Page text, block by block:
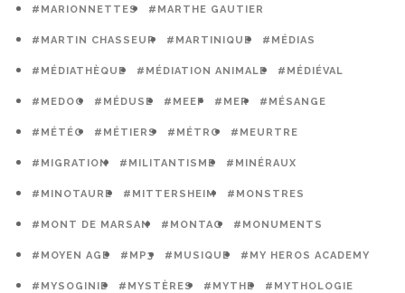
#MARIONNETTES #MARTHE GAUTIER
#MARTIN CHASSEUR #MARTINIQUE #MÉDIAS
#MÉDIATHÈQUE #MÉDIATION ANIMALE #MÉDIÉVAL
#MEDOC #MÉDUSE #MEEF #MER #MÉSANGE
#MÉTÉO #MÉTIERS #MÉTRO #MEURTRE
#MIGRATION #MILITANTISME #MINÉRAUX
#MINOTAURE #MITTERSHEIM #MONSTRES
#MONT DE MARSAN #MONTAG #MONUMENTS
#MOYEN AGE #MP3 #MUSIQUE #MY HEROS ACADEMY
#MYSOGINIE #MYSTÈRES #MYTHE #MYTHOLOGIE